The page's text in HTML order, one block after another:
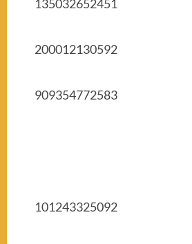
135032652451
200012130592
909354772583
101243325092